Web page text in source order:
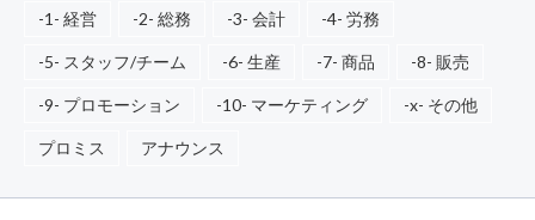
-1- 経営 -2- 総務 -3- 会計 -4- 労務
-5- スタッフ/チーム -6- 生産 -7- 商品 -8- 販売
-9- プロモーション -10- マーケティング -x- その他
プロミス アナウンス